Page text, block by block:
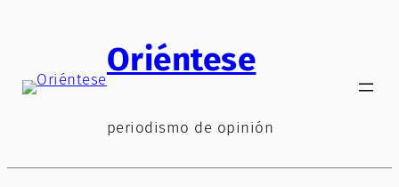
Oriéntese
periodismo de opinión